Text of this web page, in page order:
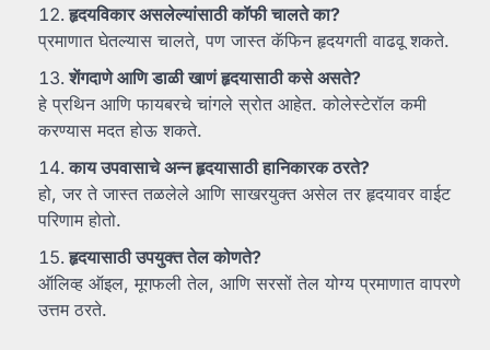
हृदयविकारअसलेल्यांसाठीकॉफीचालतेका?
प्रमाणात घेतल्यास चालते, पण जास्त कॅफिन हृदयगती वाढवू शकते.
शेंगदाणेआणिडाळीखाणंहृदयासाठीकसेअसते?
हे प्रथिन आणि फायबरचे चांगले स्रोत आहेत. कोलेस्टेरॉल कमी
करण्यास मदत होऊ शकते.
कायउपवासाचेअन्नहृदयासाठीहानिकारकठरते?
हो, जर ते जास्त तळलेले आणि साखरयुक्त असेल तर हृदयावर वाईट
परिणाम होतो.
हृदयासाठीउपयुक्ततेलकोणते?
ऑलिव्ह ऑइल, मूगफली तेल, आणि सरसों तेल योग्य प्रमाणात वापरणे
उत्तम ठरते.